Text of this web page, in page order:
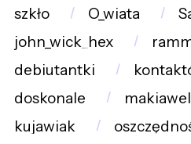
szkło
O_wiata
john_wick_hex
debiutantki
doskonale
kujawiak